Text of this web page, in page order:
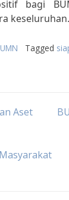
bagi
keseluruhan.
Tagged
Aset